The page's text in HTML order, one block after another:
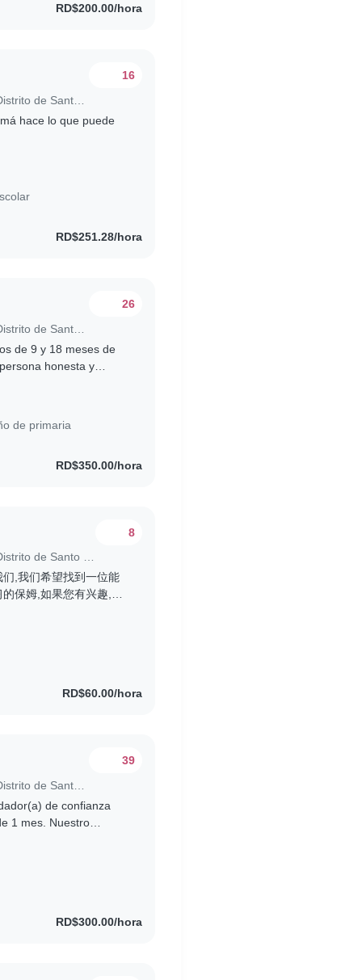
RD$200.00/hora
16
hace lo que puede
RD$251.28/hora
26
de 9 y 18 meses de
honesta y
de primaria
RD$350.00/hora
Trabajo para niñera en Santo Domingo (Distrito de Santo Domingo)
8
,我们希望找到一位能
保姆,如果您有兴趣,请
RD$60.00/hora
39
de confianza
RD$300.00/hora